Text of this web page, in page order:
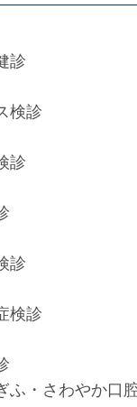
診
検診
診
診
検診
・さわやか口